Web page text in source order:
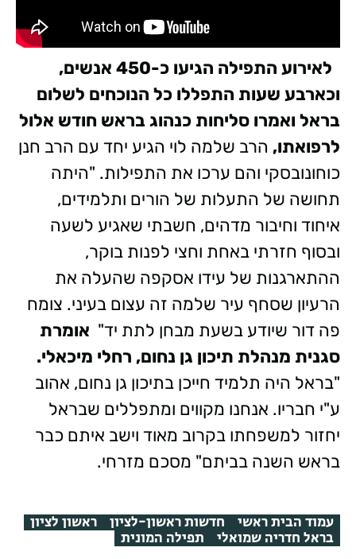
לאירוע התפילה הגיעו כ-450 אנשים,
וכארבע שעות התפללו כל הנוכחים לשלום
בראל ואמרו סליחות כנהוג בראש חודש אלול
לרפואתו, הרב שלמה לוי הגיע יחד עם הרב חנן
כוחונובסקי והם ערכו את התפילות. "היתה
תחושה של התעלות של הורים ותלמידים,
איחוד וחיבור מדהים, חשבתי שאגיע לשעה
ובסוף חזרתי באחת וחצי לפנות בוקר,
ההתארגנות של עידו אסקפה שהעלה את
הרעיון שסחף עיר שלמה זה עצום בעיני. צומח
פה דור שיודע בשעת מבחן לתת יד" אומרת
סגנית מנהלת תיכון גן נחום, רחלי מיכאלי.
"בראל היה תלמיד חייכן בתיכון גן נחום, אהוב
ע"י חבריו. אנחנו מקווים ומתפללים שבראל
יחזור למשפחתו בקרוב מאוד וישב איתם כבר
בראש השנה בביתם" מסכם מזרחי.
עמוד הבית ראשי חדשות ראשון-לציון ראשון לציון
בראל חדריה שמואלי תפילה המונית